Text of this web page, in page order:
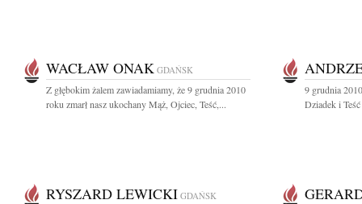
WACŁAW ONAK GDAŃSK
Z głębokim żalem zawiadamiamy, że 9 grudnia 2010
roku zmarł nasz ukochany Mąż, Ojciec, Teść,...
9 grudnia
Dziadek i
RYSZARD LEWICKI GDAŃSK